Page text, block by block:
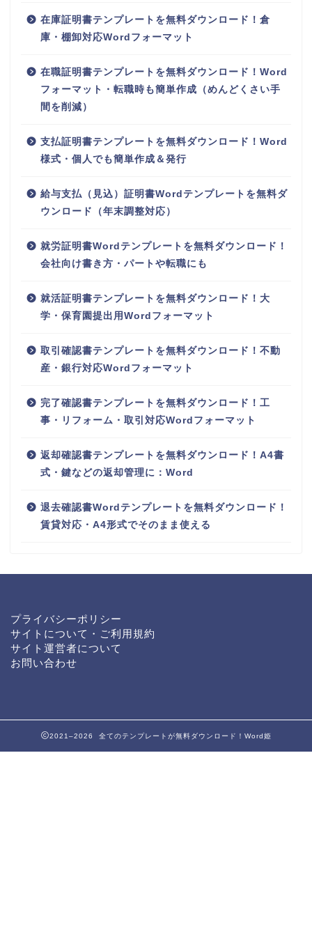
在庫証明書テンプレートを無料ダウンロード！倉
庫・棚卸対応Wordフォーマット
在職証明書テンプレートを無料ダウンロード！Word
フォーマット・転職時も簡単作成（めんどくさい手
間を削減）
支払証明書テンプレートを無料ダウンロード！Word
様式・個人でも簡単作成＆発行
給与支払（見込）証明書Wordテンプレートを無料ダ
ウンロード（年末調整対応）
就労証明書Wordテンプレートを無料ダウンロード！
会社向け書き方・パートや転職にも
就活証明書テンプレートを無料ダウンロード！大
学・保育園提出用Wordフォーマット
取引確認書テンプレートを無料ダウンロード！不動
産・銀行対応Wordフォーマット
完了確認書テンプレートを無料ダウンロード！工
事・リフォーム・取引対応Wordフォーマット
返却確認書テンプレートを無料ダウンロード！A4書
式・鍵などの返却管理に：Word
退去確認書Wordテンプレートを無料ダウンロード！
賃貸対応・A4形式でそのまま使える
プライバシーポリシー
サイトについて・ご利用規約
サイト運営者について
お問い合わせ
2021–2026 全てのテンプレートが無料ダウンロード！Word姫